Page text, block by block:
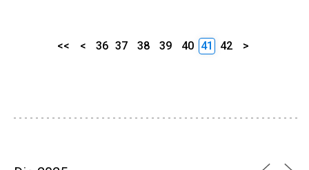
<< < 36 37 38 39 40 41 42 >